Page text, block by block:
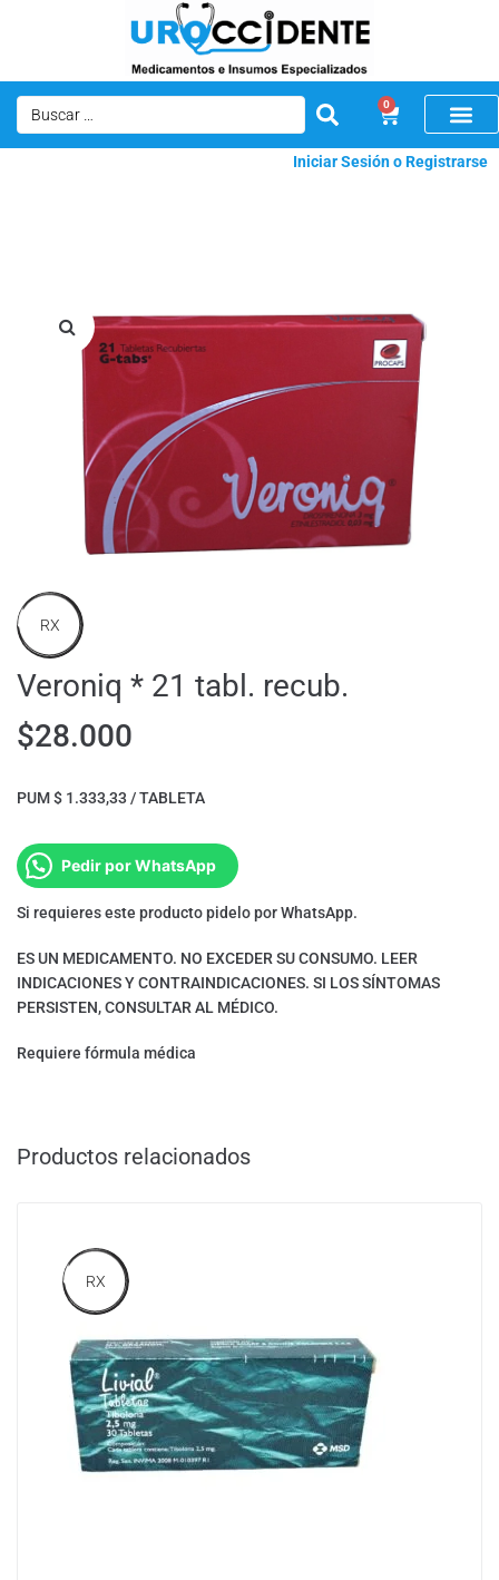
0
Iniciar Sesión o Registrarse
RX
Veroniq * 21 tabl. recub.
$28.000
PUM $ 1.333,33 / TABLETA
Pedir por WhatsApp
Si requieres este producto pidelo por WhatsApp.
ES UN MEDICAMENTO. NO EXCEDER SU CONSUMO. LEER
INDICACIONES Y CONTRAINDICACIONES. SI LOS SÍNTOMAS
PERSISTEN, CONSULTAR AL MÉDICO.
Requiere fórmula médica
Productos relacionados
RX